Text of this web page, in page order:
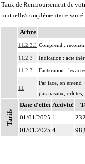
Taux de Remboursement de
mutuelle/complémentaire santé
Arbre
11.2.3.3 Comprend :
11.2.3 Indication : acte
11.2.3 Facturation : les
11
Par face, on entend
paranasaux,
11
Par ostéosynthèse
fixation osseuse par
exposition du foyer
Tarifs
Date d'effet Activité
01/01/2025 1
01/01/2025 4